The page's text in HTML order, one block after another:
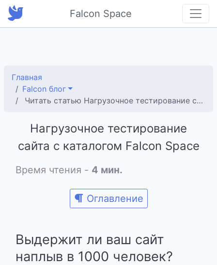
Falcon Space
Главная
Falcon блог
Читать статью Нагрузочное тестирование сайта с каталогом Falcon Space
Нагрузочное тестирование
сайта с каталогом Falcon Space
Время чтения - 4 мин.
Оглавление
Выдержит ли ваш сайт
наплыв в 1000 человек?